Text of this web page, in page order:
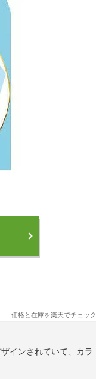
価格と在庫を楽天でチェック
インされていて、カラ